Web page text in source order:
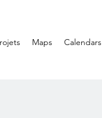
Maps Calendars